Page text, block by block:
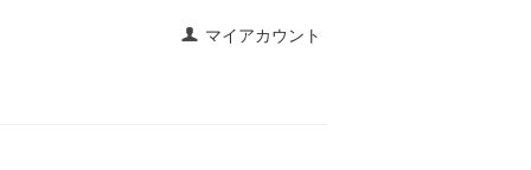
マイアカウント